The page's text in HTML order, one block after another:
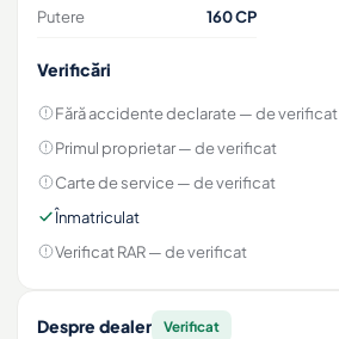
Putere 160 CP
Verificări
Fără accidente declarate— de verificat
Primul proprietar— de verificat
Carte de service— de verificat
Înmatriculat
Verificat RAR— de verificat
Despre dealer Verificat